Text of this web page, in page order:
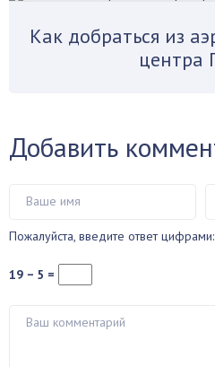
Как добраться из
центра
Добавить
Пожалуйста, введите ответ цифрами:
19 − 5 =